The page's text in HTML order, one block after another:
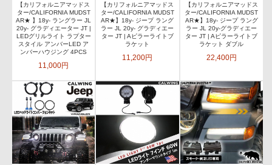
【カリフォルニアマッドス
ター/CALIFORNIA MUDST
AR★ 】18y- ラングラー JL
20y- グラディエーター JT |
LEDグリルライト ラプター
スタイル アンバーLED ア
ンバーハウジング 4PCS
11,000円
【カリフォルニアマッドス
ター/CALIFORNIA MUDST
AR★】18y- ジープ ラング
ラー JL 20y- グラディエー
ター JT | Aピラーライトブ
ラケット
11,200円
【カリフォルニアマッドス
ター/CALIFORNIA MUDST
AR★】18y- ジープ ラング
ラー JL 20y-グラディエー
ター JT | Aピラーライトブ
ラケット ダブル
22,400円